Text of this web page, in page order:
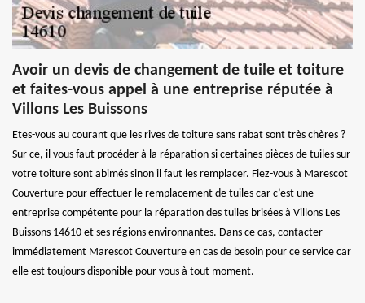
Avoir un devis de changement de tuile et toiture
et faites-vous appel à une entreprise réputée à
Villons Les Buissons
Etes-vous au courant que les rives de toiture sans rabat sont très chères ?
Sur ce, il vous faut procéder à la réparation si certaines pièces de tuiles sur
votre toiture sont abimés sinon il faut les remplacer. Fiez-vous à Marescot
Couverture pour effectuer le remplacement de tuiles car c’est une
entreprise compétente pour la réparation des tuiles brisées à Villons Les
Buissons 14610 et ses régions environnantes. Dans ce cas, contacter
immédiatement Marescot Couverture en cas de besoin pour ce service car
elle est toujours disponible pour vous à tout moment.